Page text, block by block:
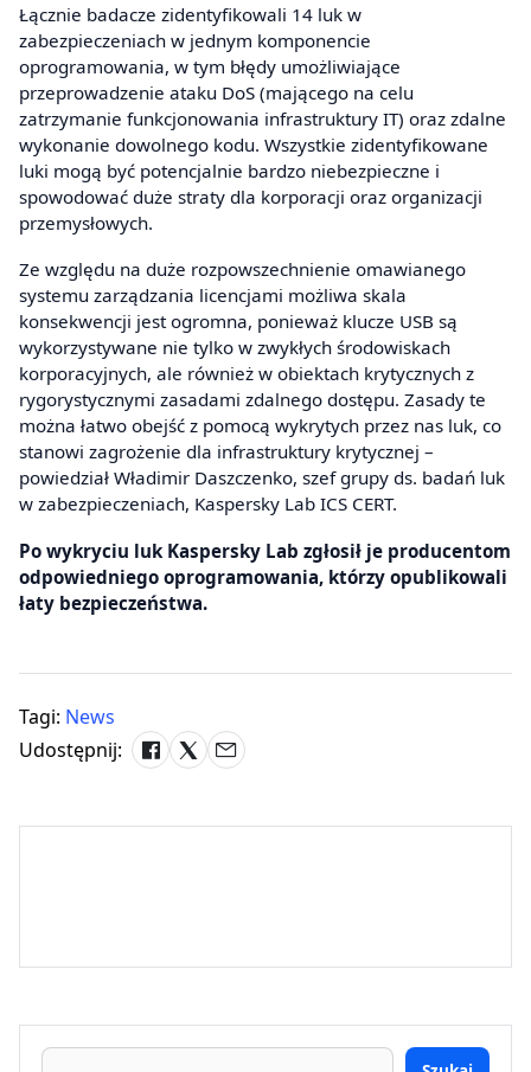
Łącznie badacze zidentyfikowali 14 luk w
zabezpieczeniach w jednym komponencie
oprogramowania, w tym błędy umożliwiające
przeprowadzenie ataku DoS (mającego na celu
zatrzymanie funkcjonowania infrastruktury IT) oraz zdalne
wykonanie dowolnego kodu. Wszystkie zidentyfikowane
luki mogą być potencjalnie bardzo niebezpieczne i
spowodować duże straty dla korporacji oraz organizacji
przemysłowych.
Ze względu na duże rozpowszechnienie omawianego
systemu zarządzania licencjami możliwa skala
konsekwencji jest ogromna, ponieważ klucze USB są
wykorzystywane nie tylko w zwykłych środowiskach
korporacyjnych, ale również w obiektach krytycznych z
rygorystycznymi zasadami zdalnego dostępu. Zasady te
można łatwo obejść z pomocą wykrytych przez nas luk, co
stanowi zagrożenie dla infrastruktury krytycznej –
powiedział Władimir Daszczenko, szef grupy ds. badań luk
w zabezpieczeniach, Kaspersky Lab ICS CERT.
Po wykryciu luk Kaspersky Lab zgłosił je producentom
odpowiedniego oprogramowania, którzy opublikowali
łaty bezpieczeństwa.
Tagi: News
Udostępnij: